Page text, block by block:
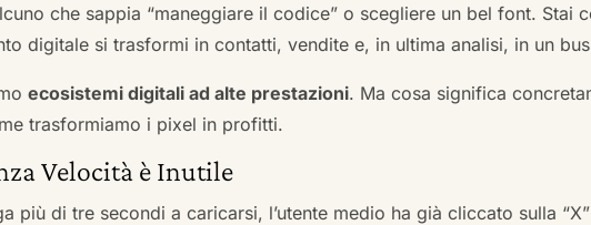
che sappia “maneggiare il codice” o scegliere un bel font. Stai
digitale si trasformi in contatti, vendite e, in ultima analisi, in un
ecosistemi digitali ad alte prestazioni. Ma cosa significa
trasformiamo i pixel in profitti.
Velocità è Inutile
più di tre secondi a caricarsi, l’utente medio ha già cliccato sulla